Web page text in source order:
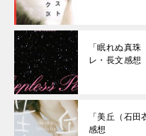
「眠れぬ真
レ・長文感想
「美丘（石
感想